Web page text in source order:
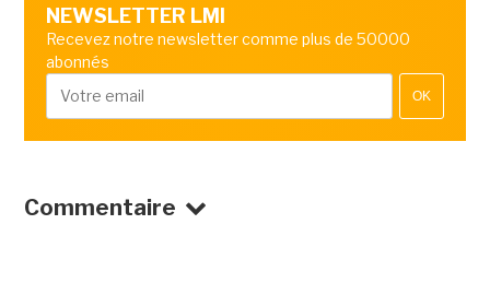
NEWSLETTER LMI
Recevez notre newsletter comme plus de 50000
abonnés
OK
Commentaire